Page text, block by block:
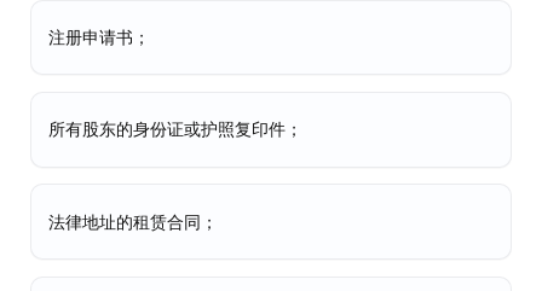
注册申请书；
所有股东的身份证或护照复印件；
法律地址的租赁合同；